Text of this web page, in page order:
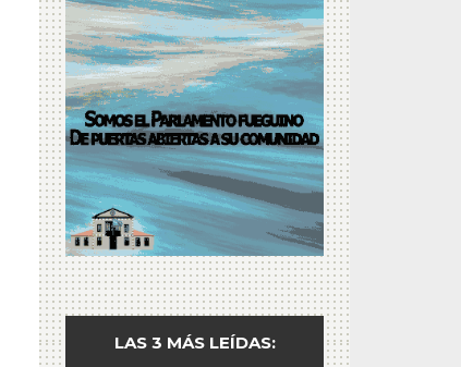
LAS 3 MÁS LEÍDAS: